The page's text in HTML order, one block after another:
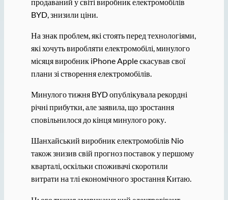
BYD, знизили ціни.
На знак проблем, які стоять перед технологіями,
які хочуть виробляти електромобілі, минулого
місяця виробник iPhone Apple скасував свої
плани зі створення електромобілів.
Минулого тижня BYD опублікувала рекордні
річні прибутки, але заявила, що зростання
сповільнилося до кінця минулого року.
Шанхайський виробник електромобілів Nio
також знизив свій прогноз поставок у першому
кварталі, оскільки споживачі скоротили
витрати на тлі економічного зростання Китаю.